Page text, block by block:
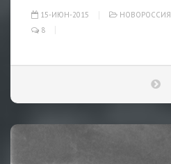
15-ИЮН-2015 НОВОРОССИЯ
8